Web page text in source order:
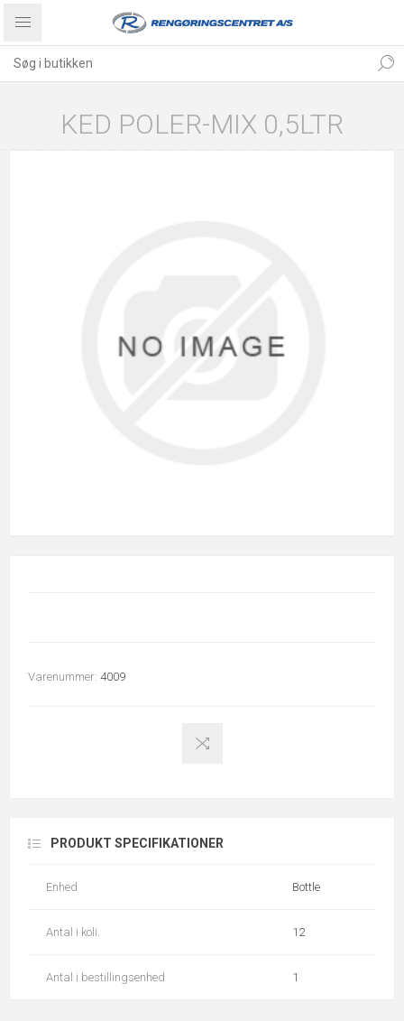
KED POLER-MIX 0,5LTR
Varenummer: 4009
PRODUKT SPECIFIKATIONER
Enhed Bottle
Antal i koli. 12
Antal i bestillingsenhed 1